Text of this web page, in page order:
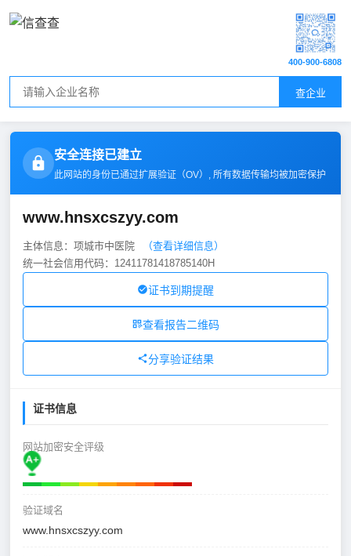
查企业
400-900-6808
安全连接已建立
此网站的身份已通过扩展验证（OV）, 所有数据传输均被加密保护
www.hnsxcszyy.com
主体信息：项城市中医院
（查看详细信息）
统一社会信用代码：12411781418785140H
证书到期提醒
查看报告二维码
分享验证结果
证书信息
网站加密安全评级
验证域名
www.hnsxcszyy.com